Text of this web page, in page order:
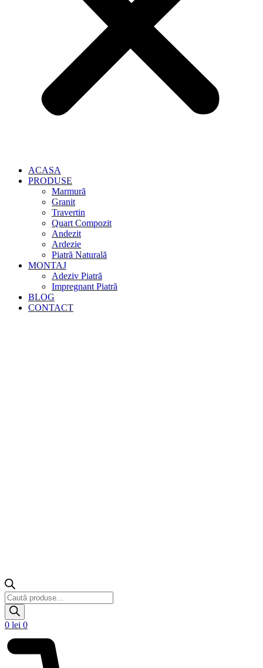
ACASA
PRODUSE
Marmură
Granit
Travertin
Quart Compozit
Andezit
Ardezie
Piatră Naturală
MONTAJ
Adeziv Piatră
Impregnant Piatră
BLOG
CONTACT
Products
search
0 lei 0